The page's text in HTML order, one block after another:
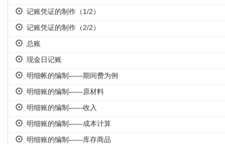
记账凭证的制作（1/2）
记账凭证的制作（2/2）
总账
现金日记账
明细帐的编制——期间费为例
明细账的编制——原材料
明细账的编制——收入
明细账的编制——成本计算
明细账的编制——库存商品